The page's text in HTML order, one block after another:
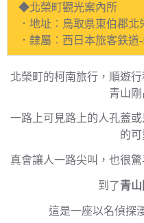
◆北榮町觀光案內所
．地址︰鳥取県東伯郡北
．隸屬︰西日本旅客鉄道
北榮町的柯南旅行，順遊
青山
一路上可見路上的人孔蓋
的
真會讓人一路尖叫，也很
到了青
這是一座以名偵探